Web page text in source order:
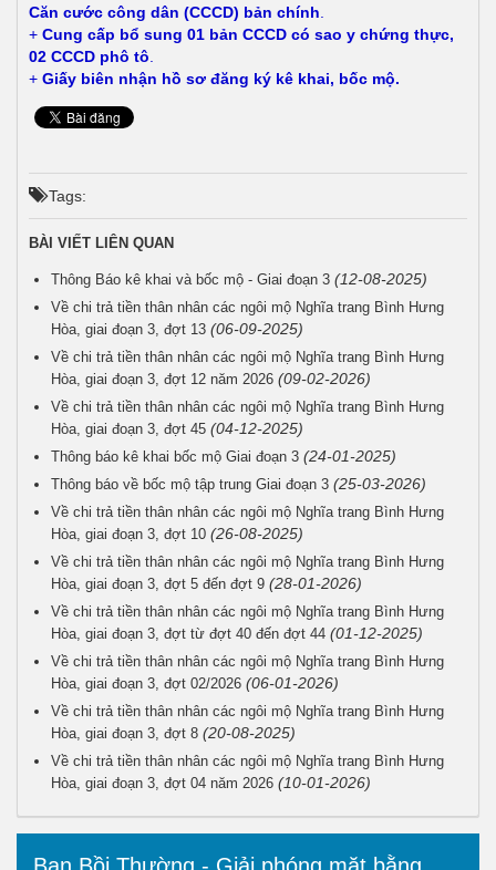
Căn cước công dân (CCCD) bản chính
+ Cung cấp bổ sung 01 bản CCCD có sao y chứng thực,
02 CCCD phô tô
+ Giấy biên nhận hồ sơ đăng ký kê khai, bốc mộ.
Tags:
BÀI VIẾT LIÊN QUAN
Thông Báo kê khai và bốc mộ - Giai đoạn 3 (12-08-2025)
Về chi trả tiền thân nhân các ngôi mộ Nghĩa trang Bình Hưng
Hòa, giai đoạn 3, đợt 13 (06-09-2025)
Về chi trả tiền thân nhân các ngôi mộ Nghĩa trang Bình Hưng
Hòa, giai đoạn 3, đợt 12 năm 2026 (09-02-2026)
Về chi trả tiền thân nhân các ngôi mộ Nghĩa trang Bình Hưng
Hòa, giai đoạn 3, đợt 45 (04-12-2025)
Thông báo kê khai bốc mộ Giai đoạn 3 (24-01-2025)
Thông báo về bốc mộ tập trung Giai đoạn 3 (25-03-2026)
Về chi trả tiền thân nhân các ngôi mộ Nghĩa trang Bình Hưng
Hòa, giai đoạn 3, đợt 10 (26-08-2025)
Về chi trả tiền thân nhân các ngôi mộ Nghĩa trang Bình Hưng
Hòa, giai đoạn 3, đợt 5 đến đợt 9 (28-01-2026)
Về chi trả tiền thân nhân các ngôi mộ Nghĩa trang Bình Hưng
Hòa, giai đoạn 3, đợt từ đợt 40 đến đợt 44 (01-12-2025)
Về chi trả tiền thân nhân các ngôi mộ Nghĩa trang Bình Hưng
Hòa, giai đoạn 3, đợt 02/2026 (06-01-2026)
Về chi trả tiền thân nhân các ngôi mộ Nghĩa trang Bình Hưng
Hòa, giai đoạn 3, đợt 8 (20-08-2025)
Về chi trả tiền thân nhân các ngôi mộ Nghĩa trang Bình Hưng
Hòa, giai đoạn 3, đợt 04 năm 2026 (10-01-2026)